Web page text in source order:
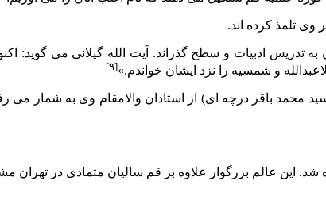
تلمذ کرده اند.
تدریس ادبیات و سطح گذراند. آیت الله گیلانى مى گوید:
و شمسیه را نزد ایشان خواندم.»[۹]
محمد باقر درچه اى) از استادان والامقام وى به شمار